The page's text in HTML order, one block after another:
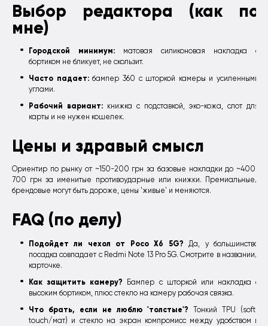
Выбор редактора (как по
мне)
Городской минимум: матовая силиконовая накладка с
бортиком не бликует, не скользит.
Часто падает:бампер 360 с шторкой камеры и усиленными
углами.
Рабочий вариант: книжка с подставкой, эко-кожа, слот для
карты и не нужен кошелек.
Цены и здравый смысл
Ориентир по рынку от ~150-200 грн за базовые накладки до ~400-
700 грн за именитые противоударные или книжки. Премиальные/
брендовые могут быть дороже, цены 'живые' и меняются.
FAQ (по делу)
Подойдет ли чехол от Poco X6 5G? Да, у большинства
посадка совпадает с Redmi Note 13 Pro 5G. Смотрите в названии/
карточке.
Как защитить камеру? Бампер с шторкой или накладка с
высоким бортиком, плюс стекло на камеру рабочая связка.
Что брать, если не люблю 'толстые'? Тонкий TPU (soft-
touch/мат) и стекло на экран компромисс между удобством и